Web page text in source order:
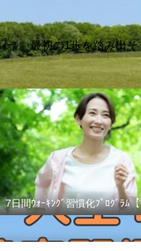
ｰﾙ 最初の1歩を踏み出そ
7日間ｳｫｰｷﾝｸﾞ習慣化ﾌﾟﾛｸﾞﾗﾑ